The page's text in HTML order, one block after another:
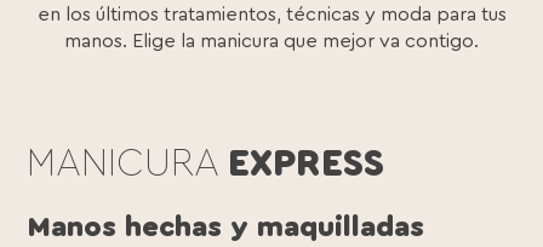
en los últimos tratamientos, técnicas y moda para tus
manos. Elige la manicura que mejor va contigo.
MANICURA EXPRESS
Manos hechas y maquilladas